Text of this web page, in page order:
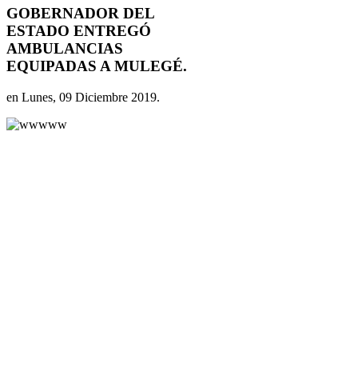
GOBERNADOR DEL
ESTADO ENTREGÓ
AMBULANCIAS
EQUIPADAS A MULEGÉ.
en Lunes, 09 Diciembre 2019.